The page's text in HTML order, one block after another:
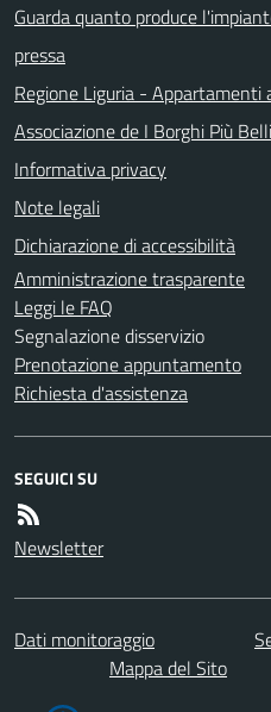
Guarda quanto produce
pressa
Regione Liguria -
Associazione de I Borghi Più
Informativa privacy
Note legali
Dichiarazione di accessibilità
Amministrazione trasparente
Leggi le FAQ
Segnalazione disservizio
Prenotazione appuntamento
Richiesta d'assistenza
SEGUICI SU
Newsletter
Dati monitoraggio
Mappa del Sito